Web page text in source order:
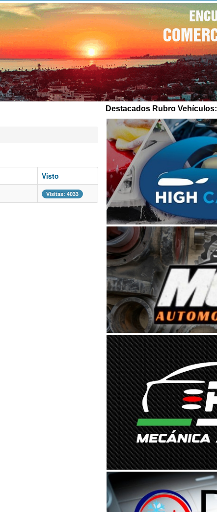
Visto
Visitas: 4033
Destacados Rubro Vehículos: